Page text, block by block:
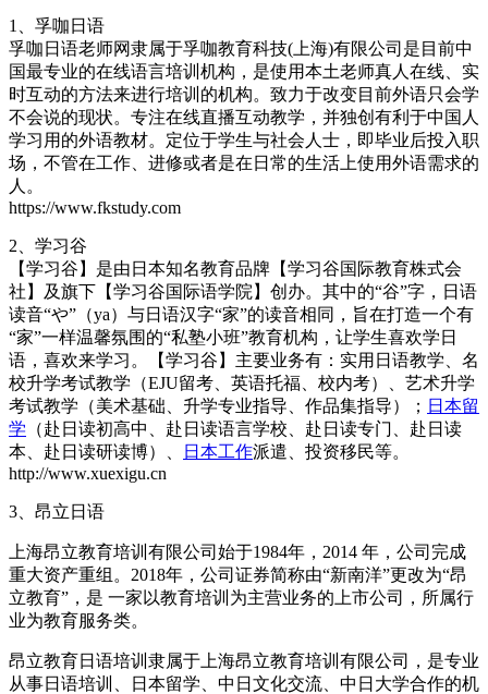
1、孚咖日语
孚咖日语老师网隶属于孚咖教育科技(上海)有限公司是目前中
国最专业的在线语言培训机构，是使用本土老师真人在线、实
时互动的方法来进行培训的机构。致力于改变目前外语只会学
不会说的现状。专注在线直播互动教学，并独创有利于中国人
学习用的外语教材。定位于学生与社会人士，即毕业后投入职
场，不管在工作、进修或者是在日常的生活上使用外语需求的
人。
https://www.fkstudy.com
2、学习谷
【学习谷】是由日本知名教育品牌【学习谷国际教育株式会
社】及旗下【学习谷国际语学院】创办。其中的“谷”字，日语
读音“や”（ya）与日语汉字“家”的读音相同，旨在打造一个有
“家”一样温馨氛围的“私塾小班”教育机构，让学生喜欢学日
语，喜欢来学习。【学习谷】主要业务有：实用日语教学、名
校升学考试教学（EJU留考、英语托福、校内考）、艺术升学
考试教学（美术基础、升学专业指导、作品集指导）； 日本留
学 （赴日读初高中、赴日读语言学校、赴日读专门、赴日读
本、赴日读研读博）、
日本工作派遣、投资移民等。
http://www.xuexigu.cn
3、昂立日语
上海昂立教育培训有限公司始于1984年，2014 年，公司完成
重大资产重组。2018年，公司证券简称由“新南洋”更改为“昂
立教育”，是 一家以教育培训为主营业务的上市公司，所属行
业为教育服务类。
昂立教育日语培训隶属于上海昂立教育培训有限公司，是专业
从事日语培训、日本留学、中日文化交流、中日大学合作的机